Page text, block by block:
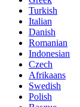
Turkish
Italian
Danish
Romanian
Indonesian
Czech
Afrikaans
Swedish
Polish